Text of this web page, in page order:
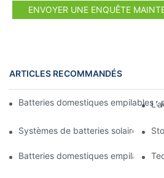
ENVOYER UNE ENQUÊTE
ARTICLES RECOMMANDÉS
Batteries domestiques empilables
Systèmes de batteries solaires
Batteries domestiques empilables